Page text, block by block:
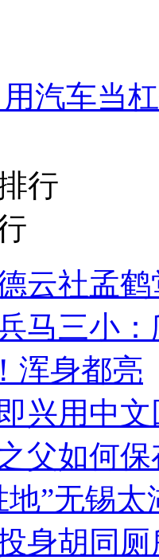
汽车当
行
云社孟
马三小
浑身都亮
兴用中
父如何
地”无锡
身胡同